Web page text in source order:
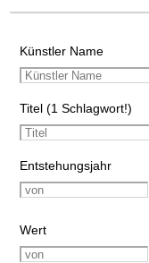
Künstler Name
Titel (1 Schlagwort!)
Entstehungsjahr
Wert